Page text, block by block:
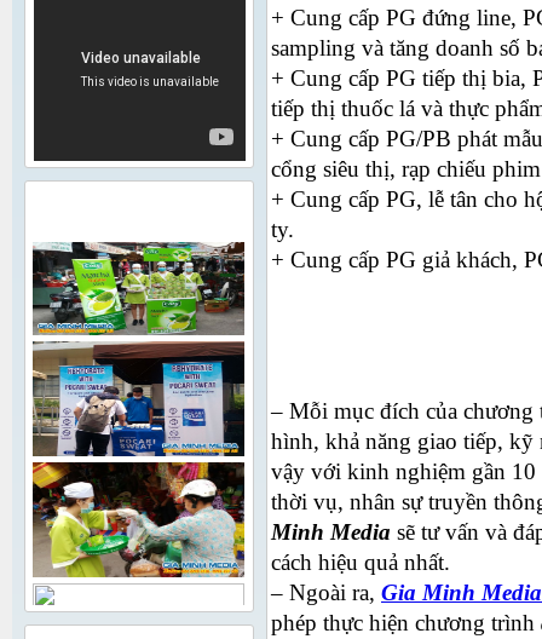
+ Cung cấp PG đứng line,
sampling và tăng doanh số
+ Cung cấp PG tiếp thị bia,
tiếp thị thuốc lá và thực
+ Cung cấp PG/PB phát
cổng siêu thị, rạp chiếu
+ Cung cấp PG, lễ tân cho
ty.
+ Cung cấp PG giả khách,
– Mỗi mục đích của chương
hình, khả năng giao tiếp,
vậy với kinh nghiệm gần
thời vụ, nhân sự truyền
Minh Media sẽ tư vấn và
cách hiệu quả nhất.
– Ngoài ra, Gia Minh Media
phép thực hiện chương trình